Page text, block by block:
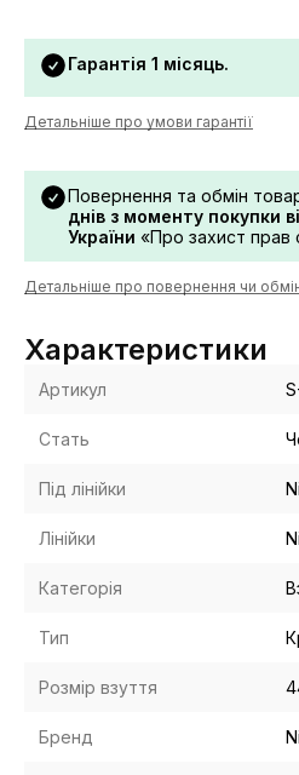
Гарантія 1 місяць.
Детальніше про умови гарантії
Повернення та обмін
днів з моменту покупки
України «Про захист прав
Детальніше про повернення чи
Характеристики
Артикул
Стать
Під лінійки
Лінійки
Категорія
Тип
Розмір взуття
Бренд